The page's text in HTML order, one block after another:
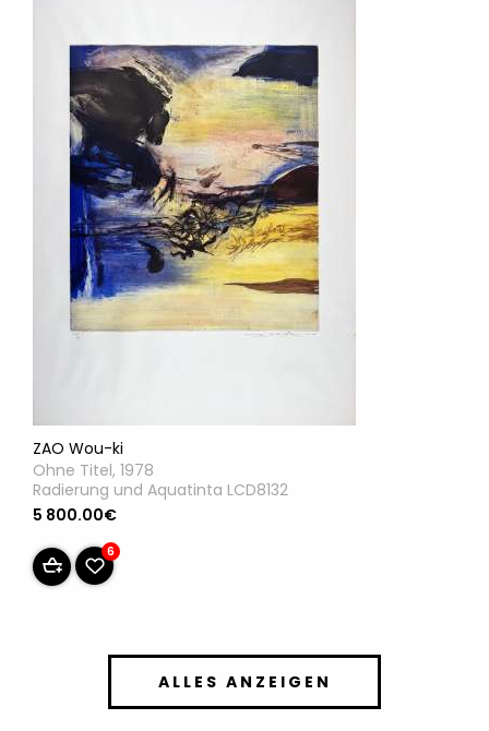
ZAO Wou-ki
Ohne Titel, 1978
Radierung und Aquatinta LCD8132
5 800.00€
6
ALLES ANZEIGEN